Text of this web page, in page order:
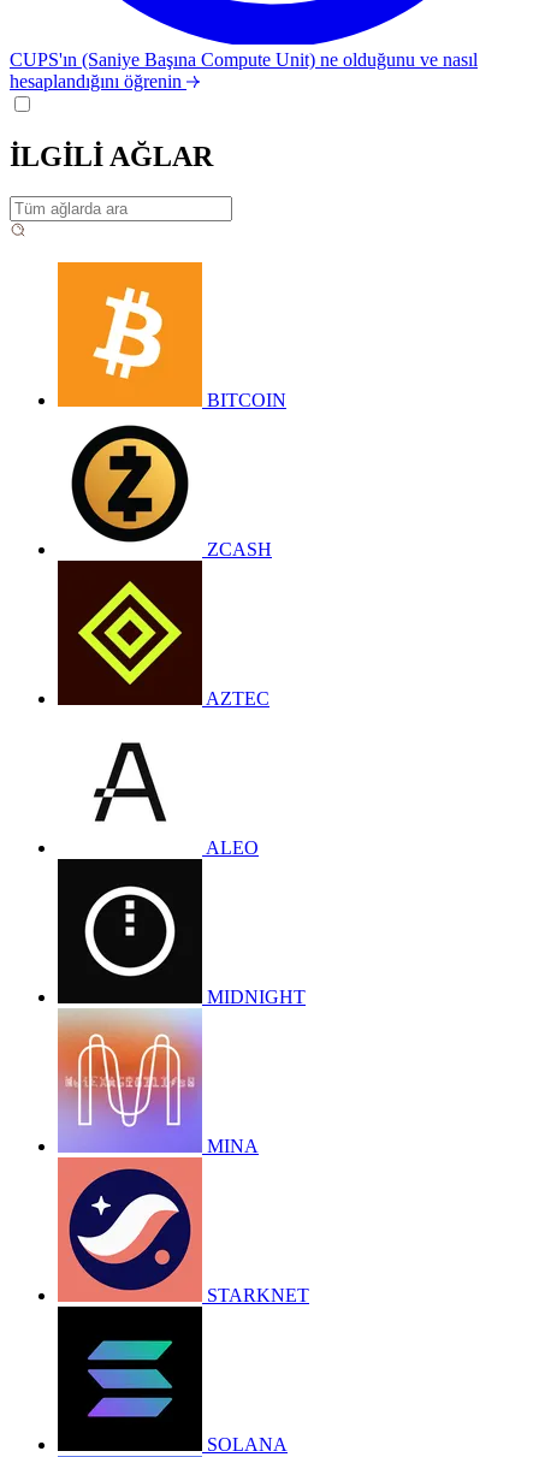
CUPS'ın (Saniye Başına Compute Unit) ne olduğunu ve nasıl
hesaplandığını öğrenin
İLGİLİ AĞLAR
BITCOIN
ZCASH
AZTEC
ALEO
MIDNIGHT
MINA
STARKNET
SOLANA